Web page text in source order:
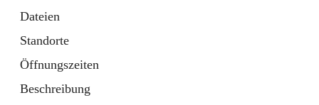
Dateien
Standorte
Öffnungszeiten
Beschreibung